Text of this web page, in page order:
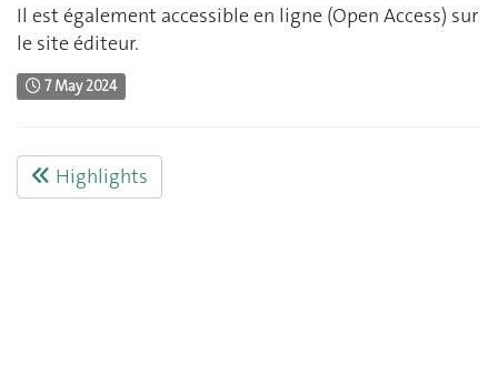
Il est également accessible en ligne (Open Access) sur
le site éditeur.
7 May 2024
Highlights